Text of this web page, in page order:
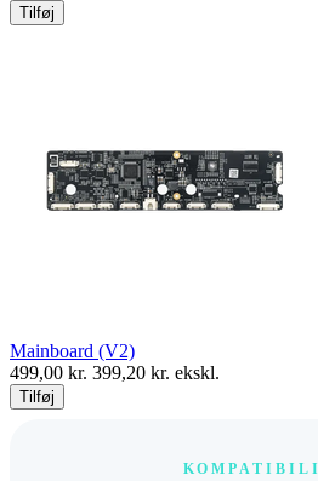
Tilføj
Mainboard (V2)
499,00 kr. 399,20 kr. ekskl.
Tilføj